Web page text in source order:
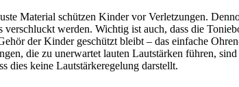
Material schützen Kinder vor Verletzungen.
werden. Wichtig ist auch, dass die
der Kinder geschützt bleibt – das einfache
die zu unerwartet lauten Lautstärken führen,
dies keine Lautstärkeregelung darstellt.